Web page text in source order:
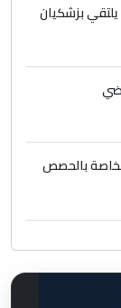
بزشكيان
بالحصص